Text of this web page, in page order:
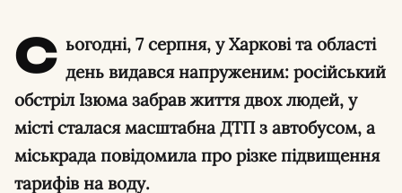
С ьогодні, 7 серпня, у Харкові та області
день видався напруженим: російський
обстріл Ізюма забрав життя двох людей, у
місті сталася масштабна ДТП з автобусом, а
міськрада повідомила про різке підвищення
тарифів на воду.